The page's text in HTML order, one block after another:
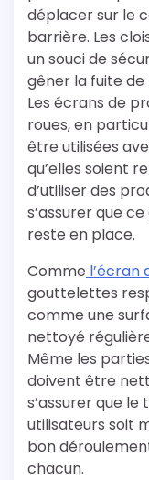
déplacer sur le
barrière. Les
un souci de
gêner la fuite de
Les écrans de
roues, en
être utilisées
qu’elles soient
d’utiliser des
s’assurer que
reste en place.
Comme l’écran
gouttelettes
comme une
nettoyé
Même les
doivent être
s’assurer que le
utilisateurs soit
bon
chacun.